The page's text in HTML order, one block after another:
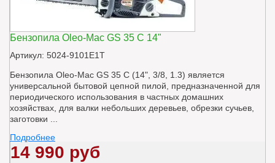
Бензопила Oleo-Mac GS 35 C 14"
Артикул: 5024-9101E1T
Бензопила Oleo-Mac GS 35 C (14", 3/8, 1.3) является
универсальной бытовой цепной пилой, предназначенной для
периодического использования в частных домашних
хозяйствах, для валки небольших деревьев, обрезки сучьев,
заготовки ...
Подробнее
14 990 руб